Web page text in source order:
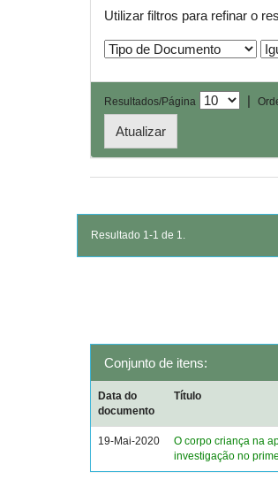
Utilizar filtros para refinar o
Resultados/Página |
Resultado 1-1 de 1.
Conjunto de itens:
Data do
documento
Título
19-Mai-2020
O corpo criança na
investigação no